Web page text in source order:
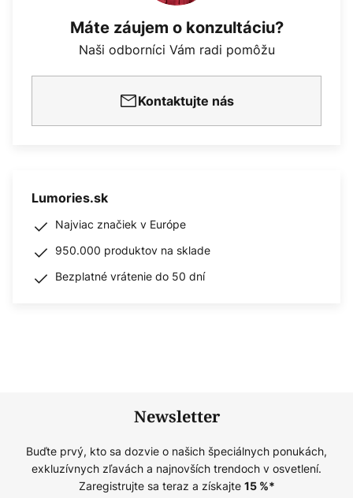
Máte záujem o konzultáciu?
Naši odborníci Vám radi pomôžu
Kontaktujte nás
Lumories.sk
Najviac značiek v Európe
950.000 produktov na sklade
Bezplatné vrátenie do 50 dní
Newsletter
Buďte prvý, kto sa dozvie o našich špeciálnych ponukách,
exkluzívnych zľavách a najnovších trendoch v osvetlení.
Zaregistrujte sa teraz a získajte 15%*